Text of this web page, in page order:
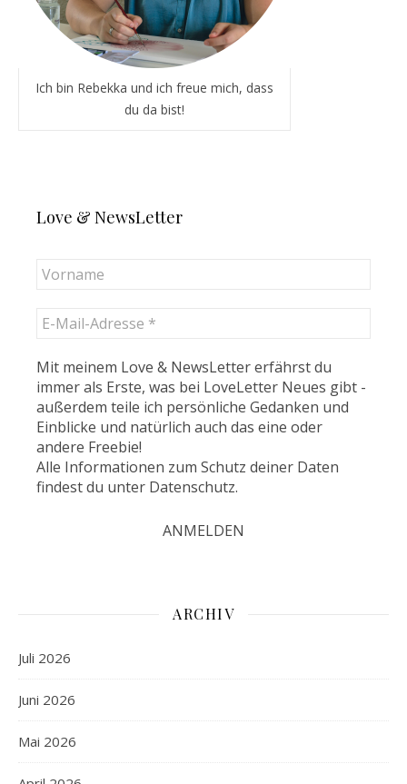
Ich bin Rebekka und ich freue mich, dass
du da bist!
Love & NewsLetter
Mit meinem Love & NewsLetter erfährst du
immer als Erste, was bei LoveLetter Neues gibt -
außerdem teile ich persönliche Gedanken und
Einblicke und natürlich auch das eine oder
andere Freebie!
Alle Informationen zum Schutz deiner Daten
findest du unter Datenschutz.
ARCHIV
Juli 2026
Juni 2026
Mai 2026